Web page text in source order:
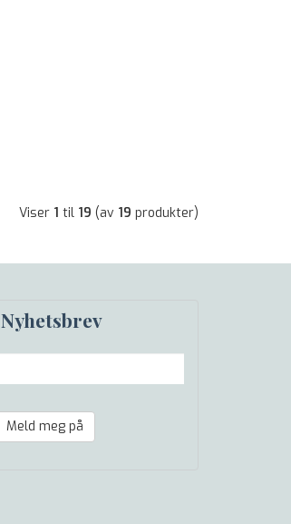
Viser 1 til 19 (av 19 produkter)
Nyhetsbrev
Meld meg på